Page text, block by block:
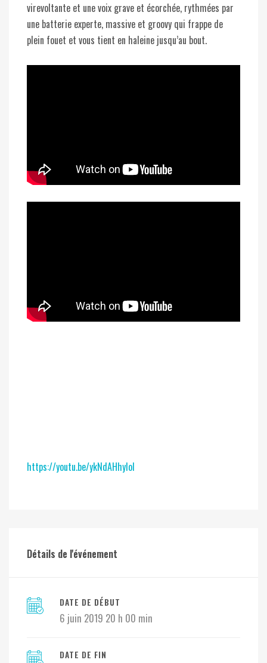
virevoltante et une voix grave et écorchée, rythmées par
une batterie experte, massive et groovy qui frappe de
plein fouet et vous tient en haleine jusqu’au bout.
https://youtu.be/ykNdAHhyIoI
Détails de l'événement
DATE DE DÉBUT
6 juin 2019 20 h 00 min
DATE DE FIN